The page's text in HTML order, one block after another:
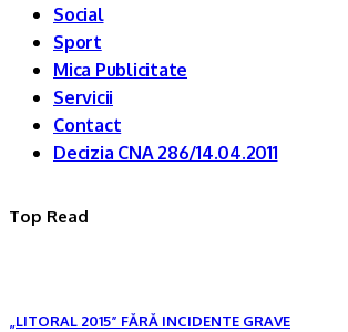
Social
Sport
Mica Publicitate
Servicii
Contact
Decizia CNA 286/14.04.2011
Top Read
„LITORAL 2015” FĂRĂ INCIDENTE GRAVE